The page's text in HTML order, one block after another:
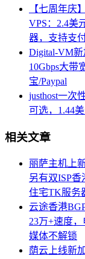
【七周年庆
VPS：2.4美
器，支持支
Digital-VM
10Gbps大带
宝/Paypal
justhost一次
可选，1.44
相关文章
丽萨主机上
另有双ISP
住宅TK服务
云途香港
23万+速度
媒体不解锁
荫云上线新